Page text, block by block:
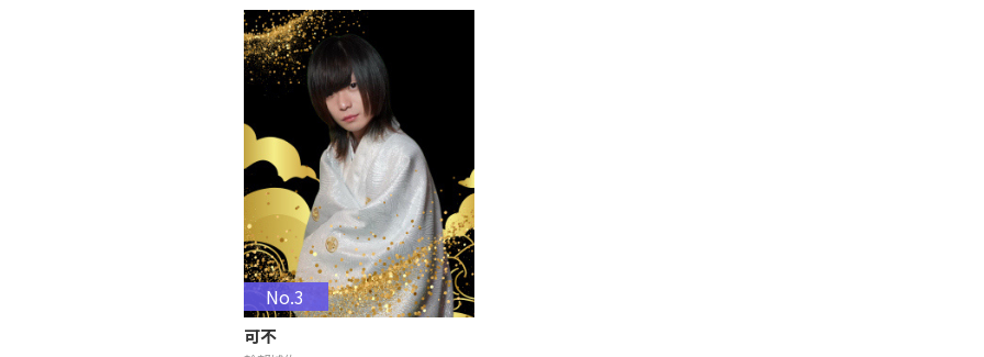
No.3
可不